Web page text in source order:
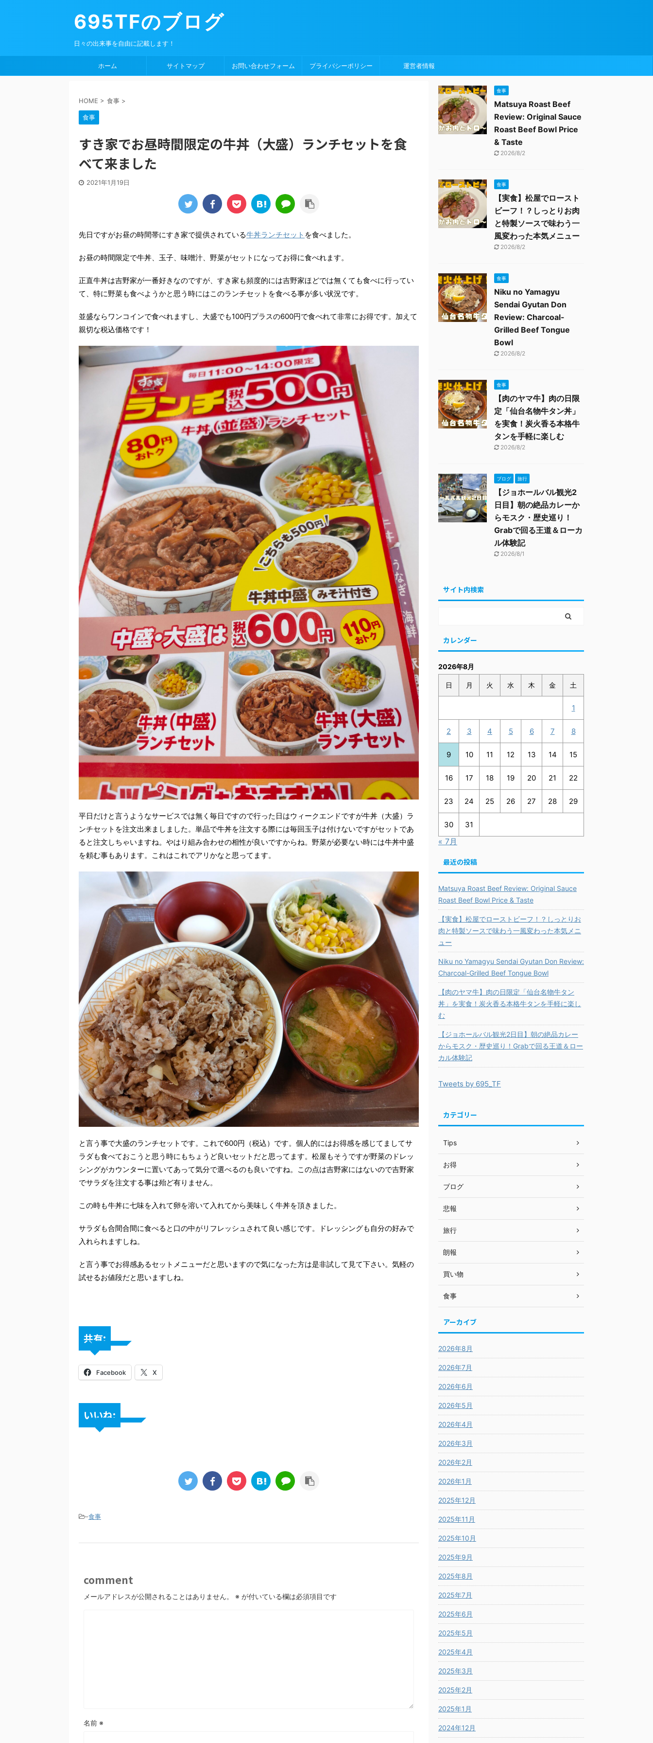
695TFのブログ
日々の出来事を自由に記載します！
ホーム サイトマップ お問い合わせフォーム プライバシーポリシー 運営者情報
HOME > 食事 >
食事
すき家でお昼時間限定の牛丼（大盛）ランチセットを食
べて来ました
2021年1月19日
先日ですがお昼の時間帯にすき家で提供されている牛丼ランチセット を食べました。
お昼の時間限定で牛丼、玉子、味噌汁、野菜がセットになってお得に食べれます。
正直牛丼は吉野家が一番好きなのですが、すき家も頻度的には吉野家ほどでは無くても食べに行ってい
て、特に野菜も食べようかと思う時にはこのランチセットを食べる事が多い状況です。
並盛ならワンコインで食べれますし、大盛でも100円プラスの600円で食べれて非常にお得です。加えて
親切な税込価格です！
平日だけと言うようなサービスでは無く毎日ですので行った日はウィークエンドですが牛丼（大盛）ラ
ンチセットを注文出来ましました。単品で牛丼を注文する際には毎回玉子は付けないですがセットであ
ると注文しちゃいますね。やはり組み合わせの相性が良いですからね。野菜が必要ない時には牛丼中盛
を頼む事もあります。これはこれでアリかなと思ってます。
と言う事で大盛のランチセットです。これで600円（税込）です。個人的にはお得感を感じてましてサ
ラダも食べておこうと思う時にもちょうど良いセットだと思ってます。松屋もそうですが野菜のドレッ
シングがカウンターに置いてあって気分で選べるのも良いですね。この点は吉野家にはないので吉野家
でサラダを注文する事は殆ど有りません。
この時も牛丼に七味を入れて卵を溶いて入れてから美味しく牛丼を頂きました。
サラダも合間合間に食べると口の中がリフレッシュされて良い感じです。ドレッシングも自分の好みで
入れられますしね。
と言う事でお得感あるセットメニューだと思いますので気になった方は是非試して見て下さい。気軽の
試せるお値段だと思いますしね。
共有:
Facebook X
いいね:
-食事
comment
メールアドレスが公開されることはありません。 ※ が付いている欄は必須項目です
名前 ※
食事
Matsuya Roast Beef
Review: Original Sauce
Roast Beef Bowl Price
& Taste
2026/8/2
食事
【実食】松屋でロースト
ビーフ！？しっとりお肉
と特製ソースで味わう一
風変わった本気メニュー
2026/8/2
食事
Niku no Yamagyu
Sendai Gyutan Don
Review: Charcoal-
Grilled Beef Tongue
Bowl
2026/8/2
食事
【肉のヤマ牛】肉の日限
定「仙台名物牛タン丼」
を実食！炭火香る本格牛
タンを手軽に楽しむ
2026/8/2
ブログ 旅行
【ジョホールバル観光2
日目】朝の絶品カレーか
らモスク・歴史巡り！
Grabで回る王道＆ローカ
ル体験記
2026/8/1
サイト内検索
カレンダー
2026年8月
日 月 火 水 木 金 土
1
2 3 4 5 6 7 8
9 10 11 12 13 14 15
16 17 18 19 20 21 22
23 24 25 26 27 28 29
30 31
« 7月
最近の投稿
Matsuya Roast Beef Review: Original Sauce
Roast Beef Bowl Price & Taste
【実食】松屋でローストビーフ！？しっとりお
肉と特製ソースで味わう一風変わった本気メニ
ュー
Niku no Yamagyu Sendai Gyutan Don Review:
Charcoal-Grilled Beef Tongue Bowl
【肉のヤマ牛】肉の日限定「仙台名物牛タン
丼」を実食！炭火香る本格牛タンを手軽に楽し
む
【ジョホールバル観光2日目】朝の絶品カレー
からモスク・歴史巡り！Grabで回る王道＆ロー
カル体験記
Tweets by 695_TF
カテゴリー
Tips
お得
ブログ
悲報
旅行
朗報
買い物
食事
アーカイブ
2026年8月
2026年7月
2026年6月
2026年5月
2026年4月
2026年3月
2026年2月
2026年1月
2025年12月
2025年11月
2025年10月
2025年9月
2025年8月
2025年7月
2025年6月
2025年5月
2025年4月
2025年3月
2025年2月
2025年1月
2024年12月